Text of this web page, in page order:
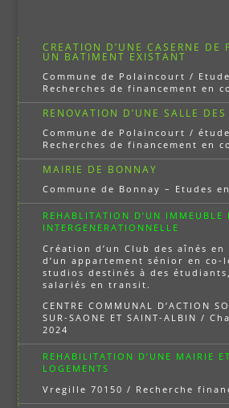
CREATION D’UNE CASERNE DE
UN BATIMENT EXISTANT
Commune de Polaincourt /
Recherches de financement en
RENOVATION D’UNE SALLE DES
Commune de Polaincourt /
Recherches de financement en
MAIRIE DE BONNAY
Commune de Bonnay – Etudes
REHABLITATION D’UN IMMEUBLE
INTERGENERATIONNELLE
Création d’un Club des aînés en
d’un appartement sénior en
studios destinés à des
salariés en transit.
CENTRE COMMUNAL D’ACTION
SUR-SAONE ET SAINT-ALBIN /
2024
REHABILITATION D’UNE MAIRIE
LOGEMENTS
Vregille 70150 / Recherche